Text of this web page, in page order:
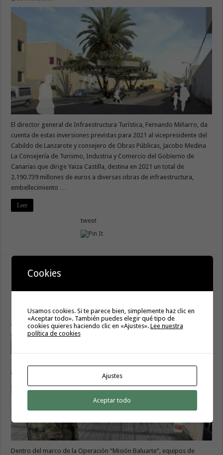
El director general de Infraestructura Turística, Fernando Miñarro, da
cuenta de estas inversiones previstas para 2021 al vicepresidente del
Cabildo de Lanzarote y consejero de Obras Públicas, Jacobo Medina
La Consejería de Turismo, Industria y Comercio del Gobierno de
Canarias que dirige Yaiza Castilla, destina en 2021 un total de
2.190.739 millones de euros a diversas obras de infraestructura,
embellecimiento …
Leer
tweet
El Mando de Canarias realiza la
lucha contra la covid 19
20 enero, 2021
Dentro del marco de la Operación “Misión Baluarte”, equipos de
Cookies
Usamos cookies. Si te parece bien, simplemente haz clic en
«Aceptar todo». También puedes elegir qué tipo de
cookies quieres haciendo clic en «Ajustes». Lee nuestra
política de cookies
Ajustes
Aceptar todo